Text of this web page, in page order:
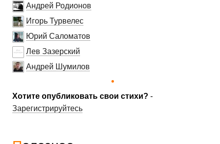
Андрей Родионов
Игорь Турвелес
Юрий Саломатов
Лев Зазерский
Андрей Шумилов
Хотите опубликовать свои стихи? -
Зарегистрируйтесь